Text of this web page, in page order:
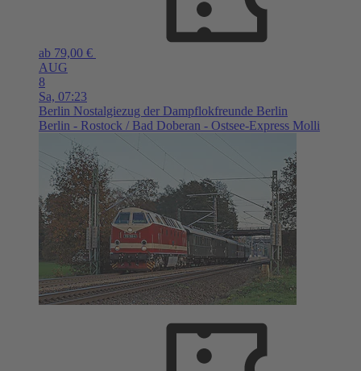
ab 79,00 €
AUG
8
Sa, 07:23
Berlin Nostalgiezug der Dampflokfreunde Berlin
Berlin - Rostock / Bad Doberan - Ostsee-Express Molli